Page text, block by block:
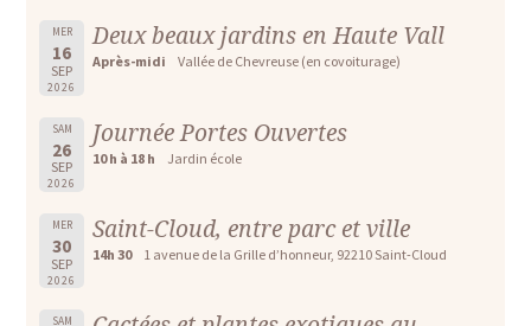
MER
16
SEP
2026
Deux beaux jardins en Haute Vall
Après-midi Vallée de Chevreuse (en covoiturage)
SAM
26
SEP
2026
Journée Portes Ouvertes
10 h à 18 h Jardin école
MER
30
SEP
2026
Saint-Cloud, entre parc et ville
14h 30 1 avenue de la Grille d’honneur, 92210 Saint-Cloud
SAM